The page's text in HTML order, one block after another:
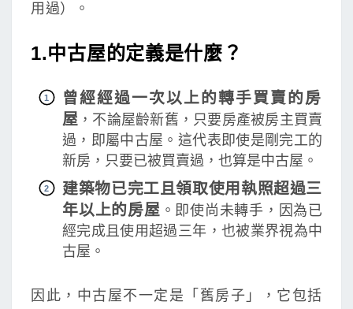
用過）。
1.中古屋的定義是什麼？
曾經經過一次以上的轉手買賣的房
屋 ，不論屋齡新舊，只要房產被房主買賣
過，即屬中古屋。這代表即使是剛完工的
新房，只要已被買賣過，也算是中古屋。
建築物已完工且領取使用執照超過三
年以上的房屋 。即使尚未轉手，因為已
經完成且使用超過三年，也被業界視為中
古屋。
因此，中古屋不一定是「舊房子」，它包括